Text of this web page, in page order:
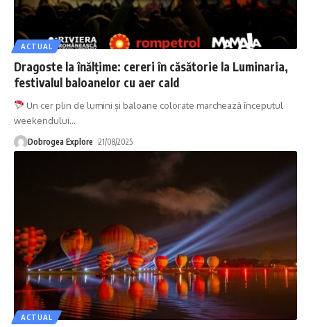
ACTUAL
Dragoste la înălțime: cereri în căsătorie la Luminaria,
festivalul baloanelor cu aer cald
Un cer plin de lumini și baloane colorate marchează începutul
weekendului…
Dobrogea Explore 21/08/2025
ACTUAL